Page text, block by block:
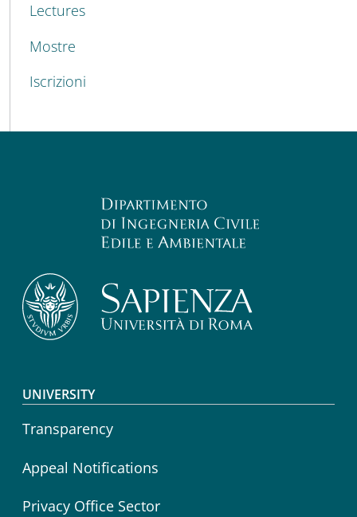
Lectures
Mostre
Iscrizioni
Footer menu
UNIVERSITY
Transparency
Appeal Notifications
Privacy Office Sector